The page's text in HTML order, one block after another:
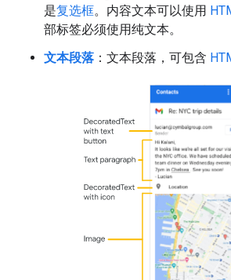
是复选框。内容文本可以使用
部标签必须使用纯文本。
文本段落 ：文本段落，可包含